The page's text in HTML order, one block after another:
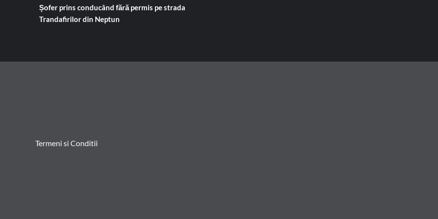
Șofer prins conducând fără permis pe strada
Trandafirilor din Neptun
Termeni si Conditii